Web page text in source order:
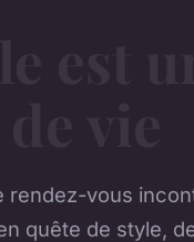
rendez-vous
quête de style,